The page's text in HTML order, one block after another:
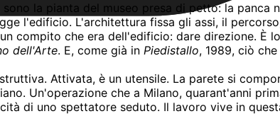
la pianta del museo presa di petto: la panca
l'edificio. L'architettura fissa gli assi, il
compito che era dell'edificio: dare direzione. È
dell'Arte. E, come già in Piedistallo, 1989, ciò
Attivata, è un utensile. La parete si
Un'operazione che a Milano, quarant'anni
di uno spettatore seduto. Il lavoro vive in